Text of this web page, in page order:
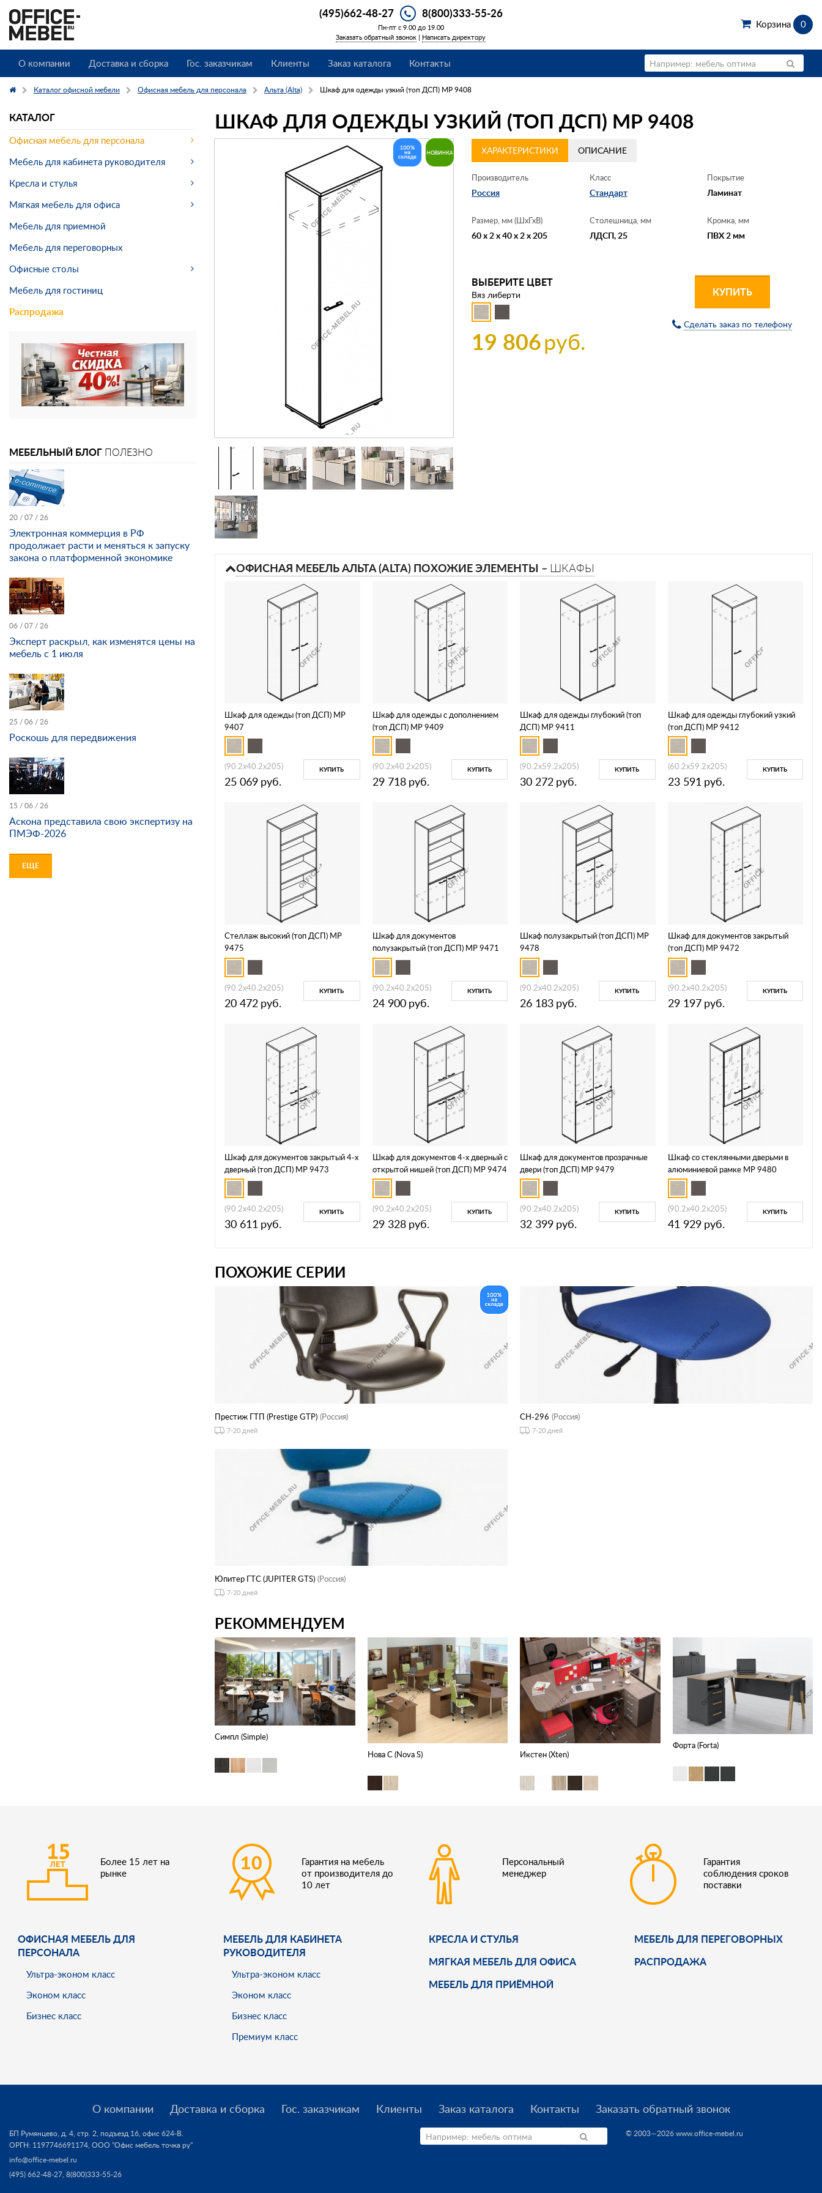
(495)662-48-27 8(800)333-55-26
Пн-пт с 9.00 до 19.00
Заказать обратный звонок | Написать директору
Корзина 0
О компании Доставка и сборка Гос. заказчикам Клиенты Заказ каталога Контакты
Каталог офисной мебели Офисная мебель для персонала Альта (Alta) Шкаф для одежды узкий (топ ДСП) МР 9408
ШКАФ ДЛЯ ОДЕЖДЫ УЗКИЙ (ТОП ДСП) МР 9408
ХАРАКТЕРИСТИКИ ОПИСАНИЕ
Производитель
Россия
Класс
Стандарт
Покрытие
Ламинат
Размер, мм (ШхГхВ)
60 x 2 x 40 x 2 x 205
Столешница, мм
ЛДСП, 25
Кромка, мм
ПВХ 2 мм
ВЫБЕРИТЕ ЦВЕТ
Вяз либерти
19 806руб.
КУПИТЬ
Сделать заказ по телефону
ОФИСНАЯ МЕБЕЛЬ АЛЬТА (ALTA) ПОХОЖИЕ ЭЛЕМЕНТЫ – ШКАФЫ
Шкаф для одежды (топ ДСП) МР
9407
(90.2x40.2x205)
25 069 руб.
КУПИТЬ
Шкаф для одежды c дополнением
(топ ДСП) МР 9409
(90.2x40.2x205)
29 718 руб.
КУПИТЬ
Шкаф для одежды глубокий (топ
ДСП) МР 9411
(90.2x59.2x205)
30 272 руб.
КУПИТЬ
Шкаф для одежды глубокий узкий
(топ ДСП) МР 9412
(60.2x59.2x205)
23 591 руб.
КУПИТЬ
Стеллаж высокий (топ ДСП) МР
9475
(90.2x40.2x205)
20 472 руб.
КУПИТЬ
Шкаф для документов
полузакрытый (топ ДСП) МР 9471
(90.2x40.2x205)
24 900 руб.
КУПИТЬ
Шкаф полузакрытый (топ ДСП) МР
9478
(90.2x40.2x205)
26 183 руб.
КУПИТЬ
Шкаф для документов закрытый
(топ ДСП) МР 9472
(90.2x40.2x205)
29 197 руб.
КУПИТЬ
Шкаф для документов закрытый 4-х
дверный (топ ДСП) МР 9473
(90.2x40.2x205)
30 611 руб.
КУПИТЬ
Шкаф для документов 4-х дверный с
открытой нишей (топ ДСП) МР 9474
(90.2x40.2x205)
29 328 руб.
КУПИТЬ
Шкаф для документов прозрачные
двери (топ ДСП) МР 9479
(90.2x40.2x205)
32 399 руб.
КУПИТЬ
Шкаф со стеклянными дверьми в
алюминиевой рамке МР 9480
(90.2x40.2x205)
41 929 руб.
КУПИТЬ
ПОХОЖИЕ СЕРИИ
Престиж ГТП (Prestige GTP) (Россия)
7-20 дней
CH-296 (Россия)
7-20 дней
Юпитер ГТС (JUPITER GTS) (Россия)
7-20 дней
РЕКОММЕНДУЕМ
Симпл (Simple)
Нова С (Nova S)
Икстен (Xten)
Форта (Forta)
КАТАЛОГ
Офисная мебель для персонала
Мебель для кабинета руководителя
Кресла и стулья
Мягкая мебель для офиса
Мебель для приемной
Мебель для переговорных
Офисные столы
Мебель для гостиниц
Распродажа
МЕБЕЛЬНЫЙ БЛОГ ПОЛЕЗНО
20 / 07 / 26
Электронная коммерция в РФ
продолжает расти и меняться к запуску
закона о платформенной экономике
06 / 07 / 26
Эксперт раскрыл, как изменятся цены на
мебель с 1 июля
25 / 06 / 26
Роскошь для передвижения
15 / 06 / 26
Аскона представила свою экспертизу на
ПМЭФ-2026
ЕЩЕ
Более 15 лет на
рынке
Гарантия на мебель
от производителя до
10 лет
Персональный
менеджер
Гарантия
соблюдения сроков
поставки
ОФИСНАЯ МЕБЕЛЬ ДЛЯ
ПЕРСОНАЛА
Ультра-эконом класс
Эконом класс
Бизнес класс
МЕБЕЛЬ ДЛЯ КАБИНЕТА
РУКОВОДИТЕЛЯ
Ультра-эконом класс
Эконом класс
Бизнес класс
Премиум класс
КРЕСЛА И СТУЛЬЯ
МЯГКАЯ МЕБЕЛЬ ДЛЯ ОФИСА
МЕБЕЛЬ ДЛЯ ПРИЁМНОЙ
МЕБЕЛЬ ДЛЯ ПЕРЕГОВОРНЫХ
РАСПРОДАЖА
О компании Доставка и сборка Гос. заказчикам Клиенты Заказ каталога Контакты Заказать обратный звонок
БП Румянцево, д. 4, стр. 2, подъезд 16, офис 624-В.
ОРГН: 1197746691174, ООО "Офис мебель точка ру"
info@office-mebel.ru
(495) 662-48-27, 8(800)333-55-26
© 2003—2026 www.office-mebel.ru